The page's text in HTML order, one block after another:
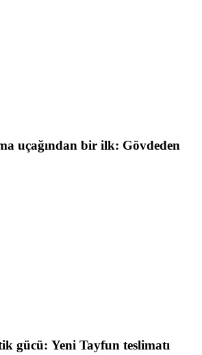
uçağından bir ilk: Gövdeden
gücü: Yeni Tayfun teslimatı